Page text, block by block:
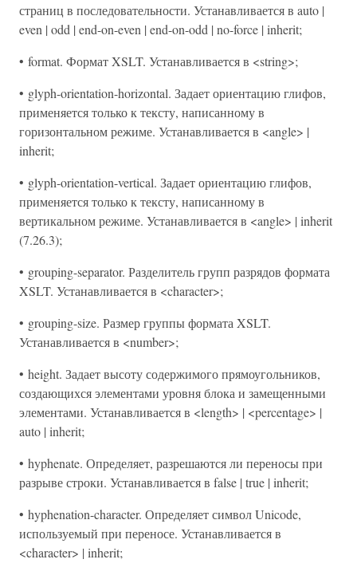
страниц в последовательности. Устанавливается в auto |
even | odd | end-on-even | end-on-odd | no-force | inherit;
• format. Формат XSLT. Устанавливается в <string>;
• glyph-orientation-horizontal. Задает ориентацию глифов,
применяется только к тексту, написанному в
горизонтальном режиме. Устанавливается в <angle> |
inherit;
• glyph-orientation-vertical. Задает ориентацию глифов,
применяется только к тексту, написанному в
вертикальном режиме. Устанавливается в <angle> | inherit
(7.26.3);
• grouping-separator. Разделитель групп разрядов формата
XSLT. Устанавливается в <character>;
• grouping-size. Размер группы формата XSLT.
Устанавливается в <number>;
• height. Задает высоту содержимого прямоугольников,
создающихся элементами уровня блока и замещенными
элементами. Устанавливается в <length> | <percentage> |
auto | inherit;
• hyphenate. Определяет, разрешаются ли переносы при
разрыве строки. Устанавливается в false | true | inherit;
• hyphenation-character. Определяет символ Unicode,
используемый при переносе. Устанавливается в
<character> | inherit;